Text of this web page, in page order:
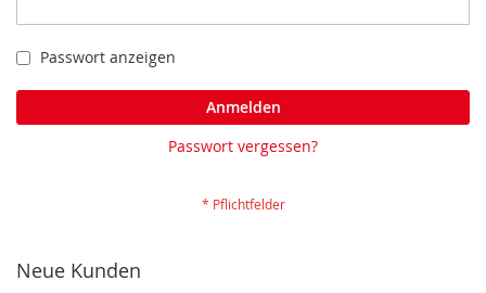
Passwort anzeigen
Anmelden
Passwort vergessen?
Neue Kunden